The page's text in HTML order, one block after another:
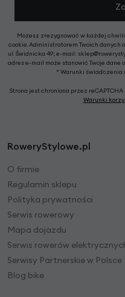
Możesz zrezygnować w każdej
cookie. Administratorem Twoich danych
ul. Świdnicka 49; e-mail:
adres e-mail może stanowić Twoje dane
* Warunki świadczenia
Strona jest chroniona przez
Warunki
RoweryStylowe.pl
O firmie
Regulamin sklepu
Polityka prywatności
Serwis rowerowy
Mapa dojazdu
Serwis rowerów
Serwisy Partnerskie w Polsce
Blog bike